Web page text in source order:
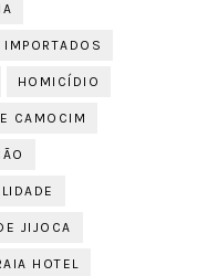
IMPORTADOS
HOMICÍDIO
CAMOCIM
JIJOCA
HOTEL